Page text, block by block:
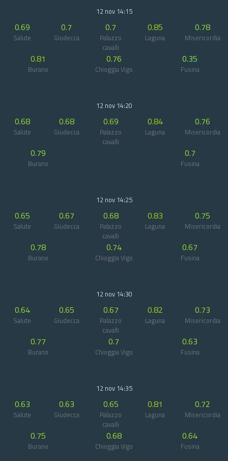
12 nov 14:15
0.69
Salute
0.7
Giudecca
0.7
Palazzo
cavalli
0.85
Laguna
0.78
Misericordia
0.81
Burano
0.76
Chioggia Vigo
0.35
Fusina
12 nov 14:20
0.68
Salute
0.68
Giudecca
0.69
Palazzo
cavalli
0.84
Laguna
0.76
Misericordia
0.79
Burano
0.7
Fusina
12 nov 14:25
0.65
Salute
0.67
Giudecca
0.68
Palazzo
cavalli
0.83
Laguna
0.75
Misericordia
0.78
Burano
0.74
Chioggia Vigo
0.67
Fusina
12 nov 14:30
0.64
Salute
0.65
Giudecca
0.67
Palazzo
cavalli
0.82
Laguna
0.73
Misericordia
0.77
Burano
0.7
Chioggia Vigo
0.63
Fusina
12 nov 14:35
0.63
Salute
0.63
Giudecca
0.65
Palazzo
cavalli
0.81
Laguna
0.72
Misericordia
0.75
Burano
0.68
Chioggia Vigo
0.64
Fusina